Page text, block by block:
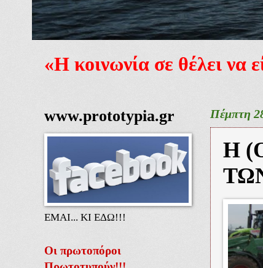
«Η κοινωνία σε θέλει να
Πέμπτη
Η
www.prototypia.gr
ΕΜΑΙ... ΚΙ ΕΔΩ!!!
Οι πρωτοπόροι